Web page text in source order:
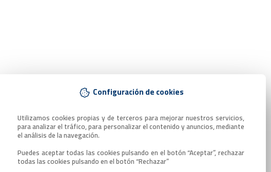
Configuración de cookies
Utilizamos cookies propias y de terceros para mejorar nuestros servicios,
para analizar el tráfico, para personalizar el contenido y anuncios, mediante
el análisis de la navegación.
Puedes aceptar todas las cookies pulsando en el botón “Aceptar”, rechazar
todas las cookies pulsando en el botón “Rechazar”